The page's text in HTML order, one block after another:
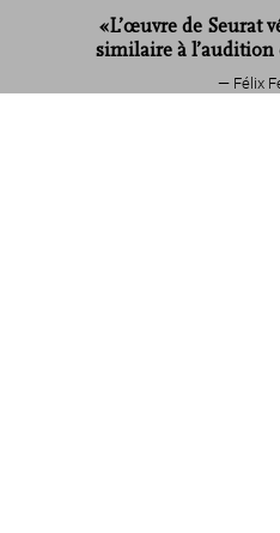
«L’œuvre de Seurat
similaire à l’audition
Félix